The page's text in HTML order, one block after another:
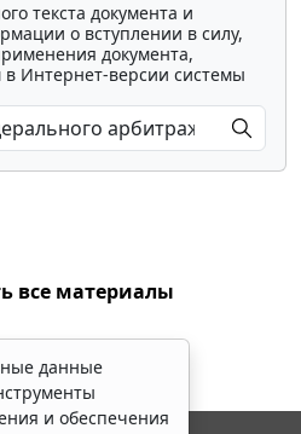
текста документа и
о вступлении в силу,
документа,
в Интернет-версии системы
все материалы
данные
и обеспечения